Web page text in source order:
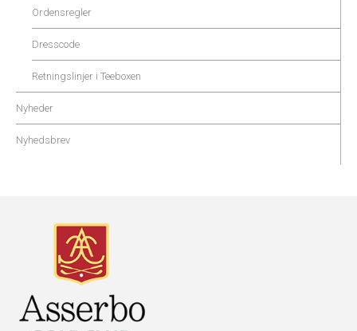
Ordensregler
Dresscode
Retningslinjer i Teeboxen
Nyheder
Nyhedsbrev